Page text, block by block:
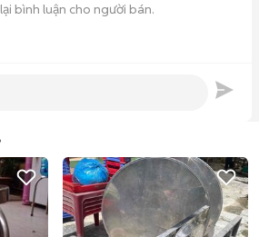
bình luận cho người bán.